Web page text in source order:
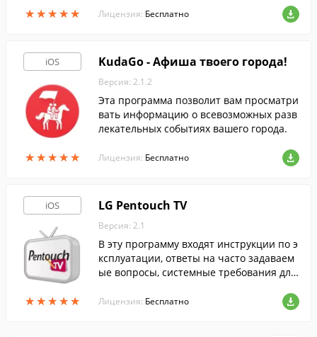
★★★★★
★★★★★ Лицензия: Бесплатно
iOS
★★★★★
★★★★★
KudaGo - Афиша твоего города!
Версия: 2.1.2
Эта программа позволит вам просматри
вать информацию о всевозможных разв
лекательных событиях вашего города.
Лицензия: Бесплатно
iOS
★★★★★
★★★★★
LG Pentouch TV
Версия: 2.1
В эту программу входят инструкции по э
ксплуатации, ответы на часто задаваем
ые вопросы, системные требования для
Лицензия: Бесплатно